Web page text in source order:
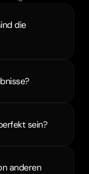
die
sein?
anderen